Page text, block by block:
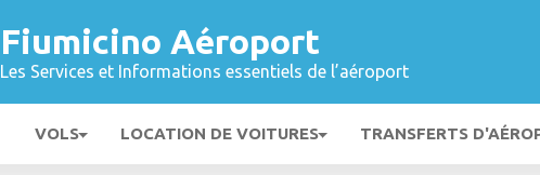
Fiumicino Aéroport
Les Services et Informations essentiels de l’aéroport
VOLS LOCATION DE VOITURES TRANSFERTS